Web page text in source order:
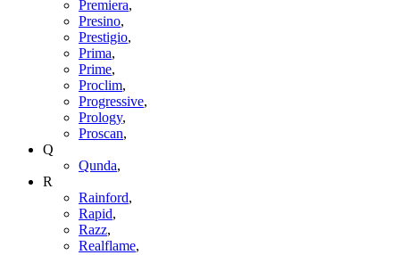
Premiera,
Presino,
Prestigio,
Prima,
Prime,
Proclim,
Progressive,
Prology,
Proscan,
Q
Qunda,
R
Rainford,
Rapid,
Razz,
Realflame,